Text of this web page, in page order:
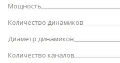
Мощность
Количество динамиков
Диаметр динамиков
Количество каналов